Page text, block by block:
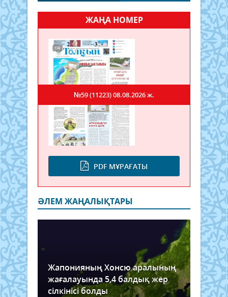
ЖАҢА НОМЕР
PDF МҰРАҒАТЫ
№59 (11223)08.08.2026 ж.
ӘЛЕМ ЖАҢАЛЫҚТАРЫ
Жапонияның Хонсю аралының
жағалауында 5,4 балдық жер
сілкінісі болды